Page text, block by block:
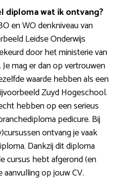
diploma wat ik ontvang?
en WO denkniveau van
Leidse Onderwijs
door het ministerie van
mag er dan op vertrouwen
waarde hebben als een
Zuyd Hogeschool.
hebben op een serieus
pedicure. Bij
ontvang je vaak
Dankzij dit diploma
cursus hebt afgerond (en
op jouw CV.